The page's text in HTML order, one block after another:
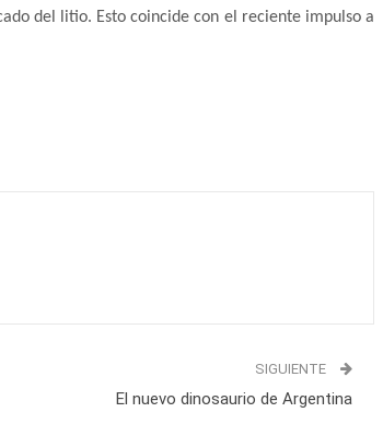
del litio. Esto coincide con el reciente impulso a
SIGUIENTE
El nuevo dinosaurio de Argentina